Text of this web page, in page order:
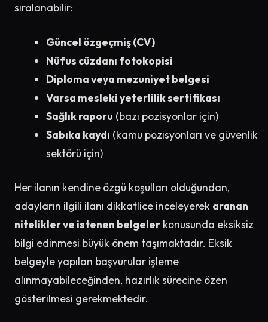
sıralanabilir:
Güncel özgeçmiş (CV)
Nüfus cüzdanı fotokopisi
Diploma veya mezuniyet belgesi
Varsa mesleki yeterlilik sertifikası
Sağlık raporu (bazı pozisyonlar için)
Sabıka kaydı (kamu pozisyonları ve güvenlik
sektörü için)
Her ilanın kendine özgü koşulları olduğundan,
adayların ilgili ilanı dikkatlice inceleyerek aranan
nitelikler ve istenen belgeler konusunda eksiksiz
bilgi edinmesi büyük önem taşımaktadır. Eksik
belgeyle yapılan başvurular işleme
alınmayabileceğinden, hazırlık sürecine özen
gösterilmesi gerekmektedir.